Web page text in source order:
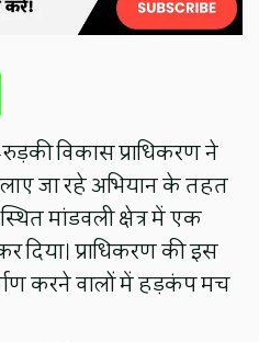
रुड़की विकास प्राधिकरण ने
जा रहे अभियान के तहत
मांडवली क्षेत्र में एक
दिया। प्राधिकरण की इस
करने वालों में हड़कंप मच